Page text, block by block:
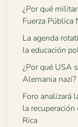
¿Por qué
Fuerza Pública
La agenda
la educación
¿Por qué USA
Alemania nazi?
Foro analizará
la
Rica